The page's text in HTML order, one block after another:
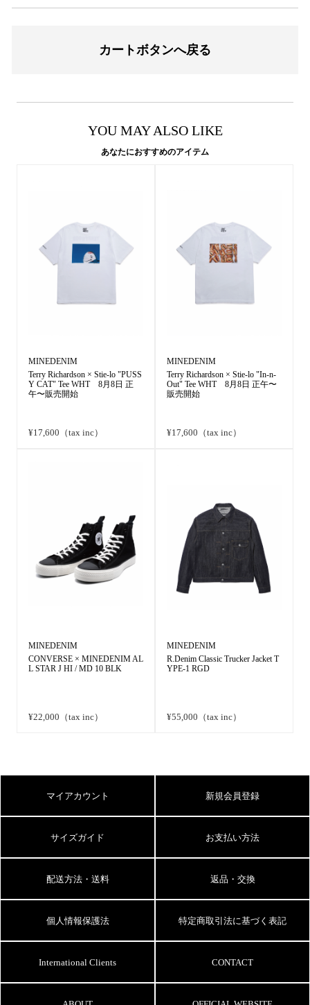
カートボタンへ戻る
YOU MAY ALSO LIKE
あなたにおすすめのアイテム
MINEDENIM
Terry Richardson × Stie-lo "PUSS
Y CAT" Tee WHT 8月8日 正
午〜販売開始
¥17,600（tax inc）
MINEDENIM
Terry Richardson × Stie-lo "In-n-
Out" Tee WHT 8月8日 正午〜
販売開始
¥17,600（tax inc）
MINEDENIM
CONVERSE × MINEDENIM AL
L STAR J HI / MD 10 BLK
¥22,000（tax inc）
MINEDENIM
R.Denim Classic Trucker Jacket T
YPE-1 RGD
¥55,000（tax inc）
マイアカウント 新規会員登録
サイズガイド お支払い方法
配送方法・送料 返品・交換
個人情報保護法 特定商取引法に基づく表記
International Clients CONTACT